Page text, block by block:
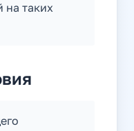
на таких